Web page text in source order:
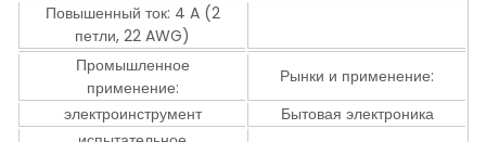
Повышенный ток: 4 A (2
петли, 22 AWG)
Промышленное
применение:
Рынки и применение:
электроинструмент
Бытовая электроника